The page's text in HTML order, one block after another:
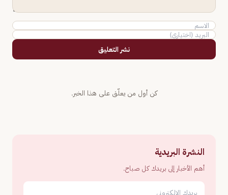
نشر التعليق
كن أول من يعلّق على هذا الخبر.
النشرة البريدية
أهم الأخبار إلى بريدك كل صباح.